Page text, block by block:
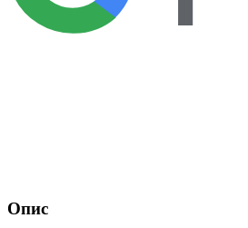
Опис